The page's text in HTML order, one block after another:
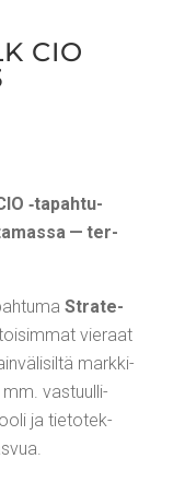
CIO
‑tapah­tu­
— ter­
Stra­te­
vie­raat
mark­ki­
mm. vas­tuul­li­
ja tie­to­tek­